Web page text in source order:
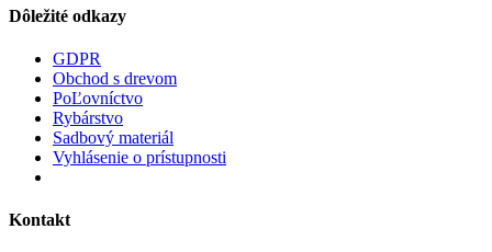
Dôležité odkazy
GDPR
Obchod s drevom
PoĽovníctvo
Rybárstvo
Sadbový materiál
Vyhlásenie o prístupnosti
Kontakt